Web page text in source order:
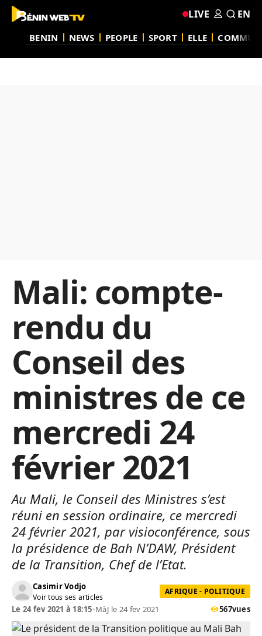
BENIN NEWS PEOPLE SPORT ELLE
LIVE EN
Mali: compte-
rendu du
Conseil des
ministres de ce
mercredi 24
février 2021
Au Mali, le Conseil des Ministres s’est
réuni en session ordinaire, ce mercredi
24 février 2021, par visioconférence, sous
la présidence de Bah N’DAW, Président
de la Transition, Chef de l’Etat.
Casimir Vodjo
Voir tous ses articles
AFRIQUE - POLITIQUE
Le 24 fev 2021 à 18:15•MàJ le 24 fev 2021 567vues